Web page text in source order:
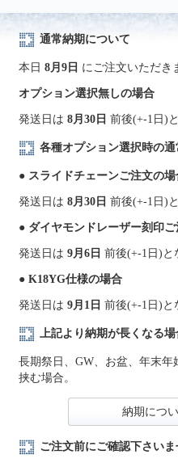
通常納期について
本日 8月9日 にご注文いただき
オプション選択無しの場合
発送日は 8月30日 前後(+-1日)
各種オプション選択時の通
● スライドチェーンご注文の場
発送日は 8月30日 前後(+-1日)
● ダイヤモンドレーザー刻印
発送日は 9月6日 前後(+-1日)と
● K18YG仕様の場合
発送日は 9月1日 前後(+-1日)と
上記より納期が長くなる場
長期祭日、GW、お盆、年末
挟む場合。
納期につ
ご注文前にご確認下さいま